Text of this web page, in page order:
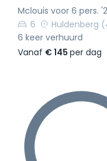
Mclouis voor 6 pers.
6
Huldenberg
6 keer verhuurd
Vanaf € 145 per dag